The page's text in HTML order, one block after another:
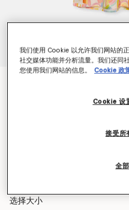
选择大小
我们使用 Cookie 以允许我们网站的
社交媒体功能并分析流量。我们还同
您使用我们网站的信息。
Cookie 政
Cookie 设
全
接受所